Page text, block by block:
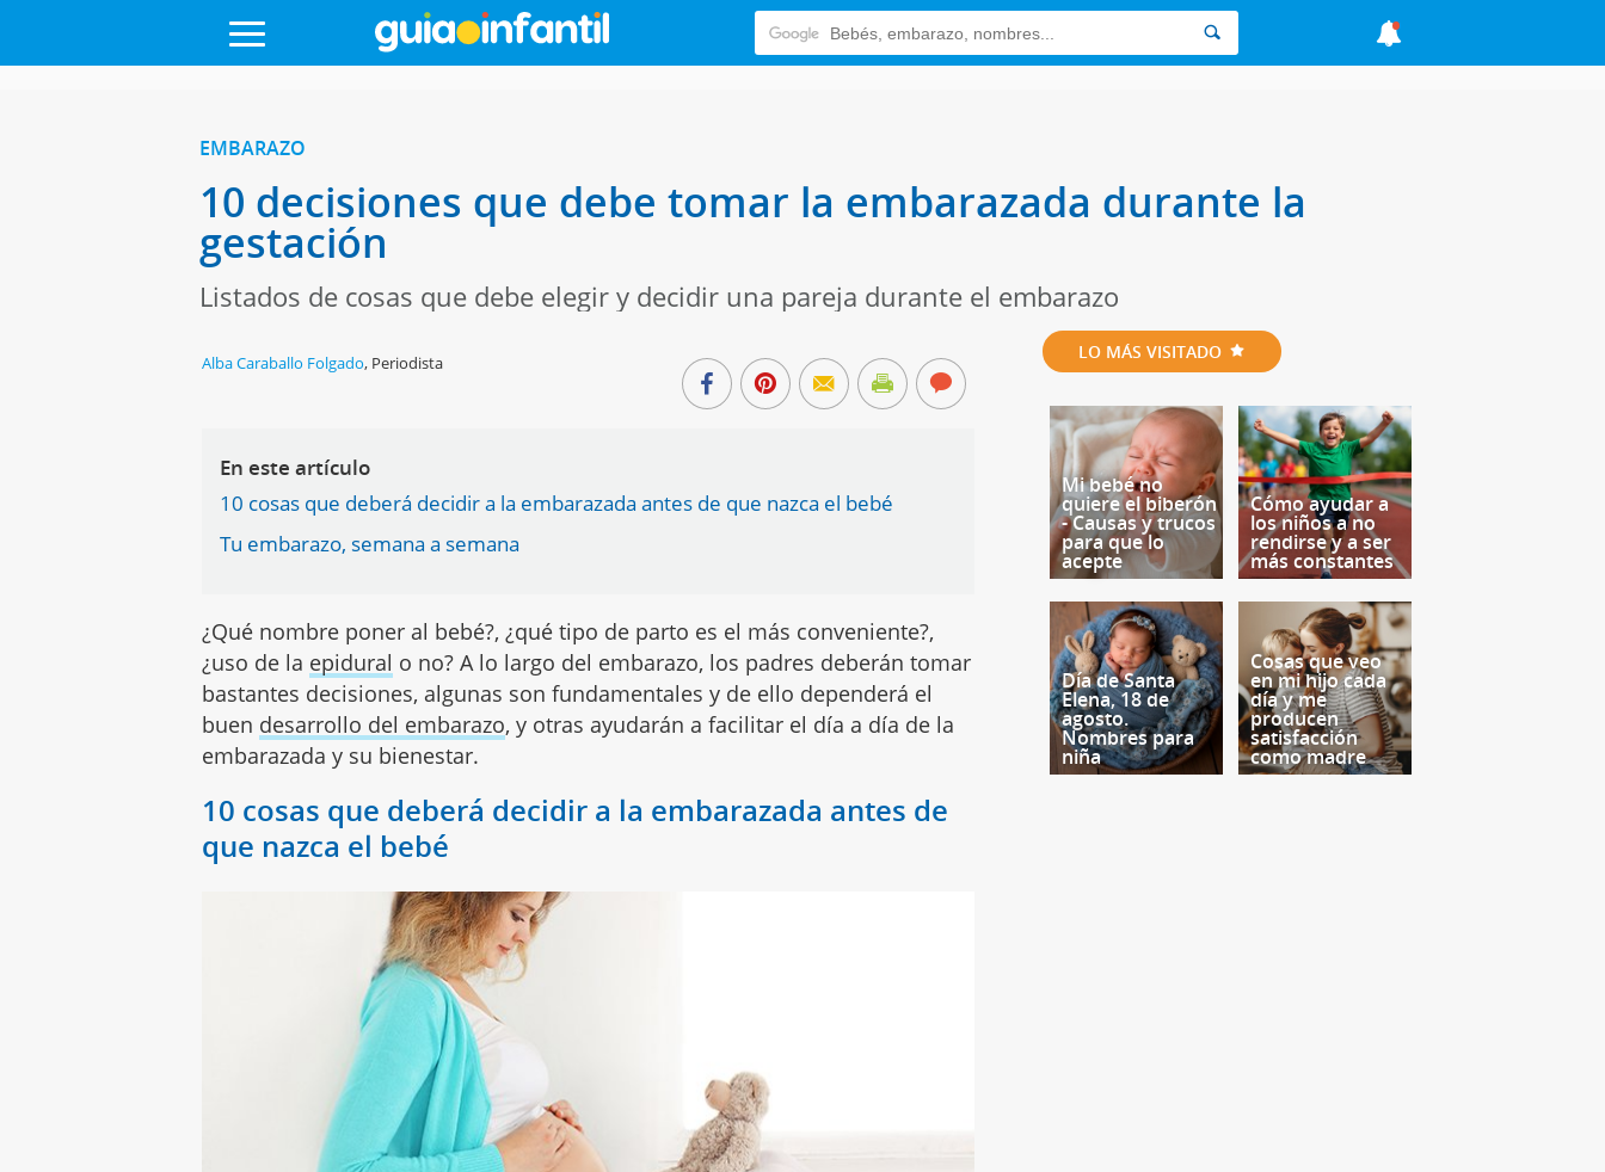
EMBARAZO
10 decisiones que debe tomar la embarazada durante la
gestación
Listados de cosas que debe elegir y decidir una pareja durante el embarazo
Alba Caraballo Folgado, Periodista
En este artículo
10 cosas que deberá decidir a la embarazada antes de que nazca el bebé
Tu embarazo, semana a semana
¿Qué nombre poner al bebé?, ¿qué tipo de parto es el más conveniente?,
¿uso de la epidural o no? A lo largo del embarazo, los padres deberán tomar
bastantes decisiones, algunas son fundamentales y de ello dependerá el
buen desarrollo del embarazo, y otras ayudarán a facilitar el día a día de la
embarazada y su bienestar.
10 cosas que deberá decidir a la embarazada antes de
que nazca el bebé
LO MÁS VISITADO
Mi bebé no
quiere el biberón
- Causas y trucos
para que lo
acepte
Cómo ayudar a
los niños a no
rendirse y a ser
más constantes
Día de Santa
Elena, 18 de
agosto.
Nombres para
niña
Cosas que veo
en mi hijo cada
día y me
producen
satisfacción
como madre